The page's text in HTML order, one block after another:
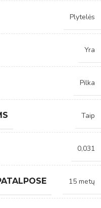
Plytelės
Yra
Pilka
Taip
0,031
15 metų